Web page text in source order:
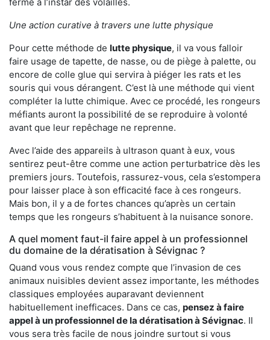
Une action curative à travers une lutte physique
Pour cette méthode de lutte physique, il va vous falloir
faire usage de tapette, de nasse, ou de piège à palette, ou
encore de colle glue qui servira à piéger les rats et les
souris qui vous dérangent. C’est là une méthode qui vient
compléter la lutte chimique. Avec ce procédé, les rongeurs
méfiants auront la possibilité de se reproduire à volonté
avant que leur repêchage ne reprenne.
Avec l’aide des appareils à ultrason quant à eux, vous
sentirez peut-être comme une action perturbatrice dès les
premiers jours. Toutefois, rassurez-vous, cela s’estompera
pour laisser place à son efficacité face à ces rongeurs.
Mais bon, il y a de fortes chances qu’après un certain
temps que les rongeurs s’habituent à la nuisance sonore.
A quel moment faut-il faire appel à un professionnel
du domaine de la dératisation à Sévignac ?
Quand vous vous rendez compte que l’invasion de ces
animaux nuisibles devient assez importante, les méthodes
classiques employées auparavant deviennent
habituellement inefficaces. Dans ce cas, pensez à faire
appel à un professionnel de la dératisation à Sévignac. Il
vous sera très facile de nous joindre surtout si vous